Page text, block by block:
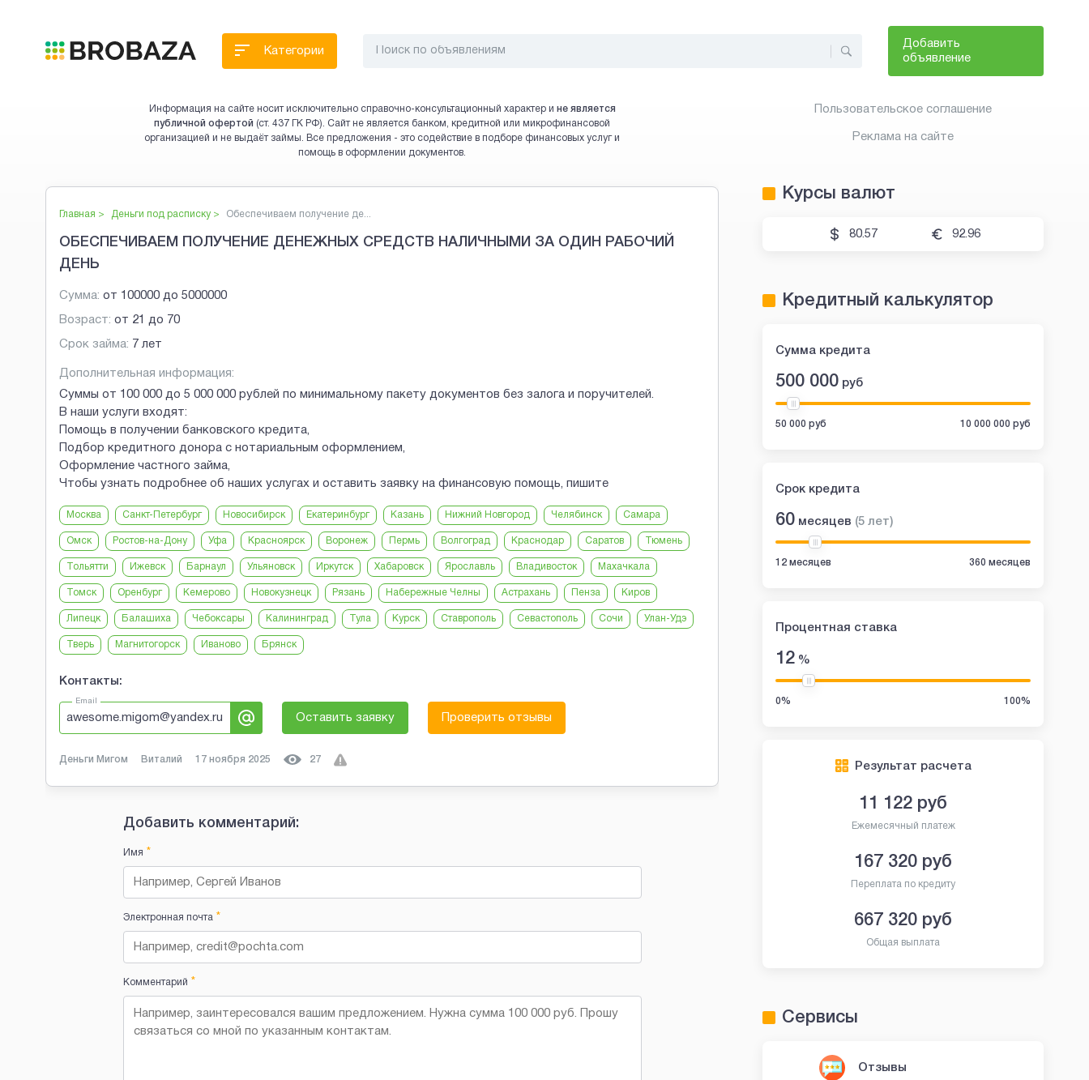
Добавить
объявление
Категории
Информация на сайте носит исключительно справочно-консультационный характер и не является
публичной офертой (ст. 437 ГК РФ). Сайт не является банком, кредитной или микрофинансовой
организацией и не выдаёт займы. Все предложения - это содействие в подборе финансовых услуг и
помощь в оформлении документов.
Главная > Деньги под расписку > Обеспечиваем получение де...
ОБЕСПЕЧИВАЕМ ПОЛУЧЕНИЕ ДЕНЕЖНЫХ СРЕДСТВ НАЛИЧНЫМИ ЗА ОДИН РАБОЧИЙ
ДЕНЬ
Сумма: от 100000 до 5000000
Возраст: от 21 до 70
Срок займа: 7 лет
Дополнительная информация:
Суммы от 100 000 до 5 000 000 рублей по минимальному пакету документов без залога и поручителей.
В наши услуги входят:
Помощь в получении банковского кредита,
Подбор кредитного донора с нотариальным оформлением,
Оформление частного займа,
Чтобы узнать подробнее об наших услугах и оставить заявку на финансовую помощь, пишите
Москва Санкт-Петербург Новосибирск Екатеринбург Казань Нижний Новгород Челябинск Самара
Омск Ростов-на-Дону Уфа Красноярск Воронеж Пермь Волгоград Краснодар Саратов Тюмень
Тольятти Ижевск Барнаул Ульяновск Иркутск Хабаровск Ярославль Владивосток Махачкала
Томск Оренбург Кемерово Новокузнецк Рязань Набережные Челны Астрахань Пенза Киров
Липецк Балашиха Чебоксары Калининград Тула Курск Ставрополь Севастополь Сочи Улан-Удэ
Тверь Магнитогорск Иваново Брянск
Контакты:
Email
awesome.migom@yandex.ru Оставить заявку Проверить отзывы
Деньги Мигом Виталий 17 ноября 2025 27
Добавить комментарий:
Имя *
Электронная почта*
Комментарий *
Пользовательское соглашение
Реклама на сайте
Курсы валют
80.57 92.96
Кредитный калькулятор
Сумма кредита
500 000 руб
50 000 руб 10 000 000 руб
Срок кредита
60 месяцев (5 лет)
12 месяцев 360 месяцев
Процентная ставка
12 %
0% 100%
Результат расчета
11 122 руб
Ежемесячный платеж
167 320 руб
Переплата по кредиту
667 320 руб
Общая выплата
Сервисы
Отзывы